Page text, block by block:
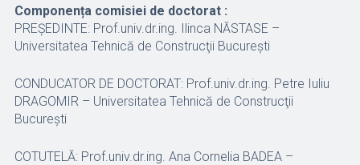
Componența comisiei de doctorat :
PREȘEDINTE: Prof.univ.dr.ing. Ilinca NĂSTASE –
Universitatea Tehnică de Construcţii Bucureşti
CONDUCATOR DE DOCTORAT: Prof.univ.dr.ing. Petre Iuliu
DRAGOMIR – Universitatea Tehnică de Construcţii
Bucureşti
COTUTELĂ: Prof.univ.dr.ing. Ana Cornelia BADEA –